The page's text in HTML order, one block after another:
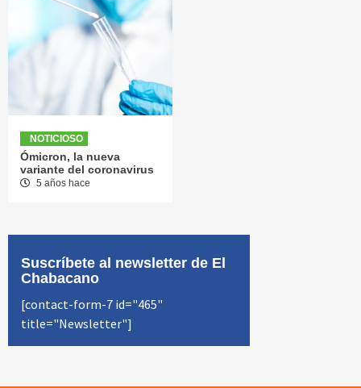
NOTICIOSO
Ómicron, la nueva
variante del coronavirus
5 años hace
Suscríbete al newsletter de El
Chabacano
[contact-form-7 id="465"
title="Newsletter"]